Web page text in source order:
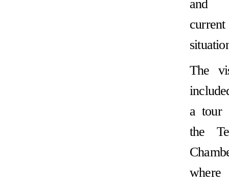
and
current
The
a tour
the